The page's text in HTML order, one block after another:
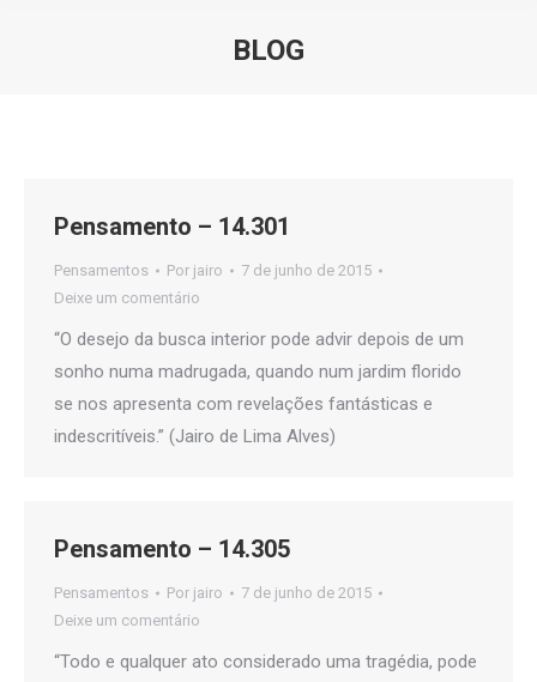
BLOG
Pensamento – 14.301
Pensamentos Por jairo
7 de junho de 2015
Deixe um comentário
“O desejo da busca interior pode advir depois de um
sonho numa madrugada, quando num jardim florido
se nos apresenta com revelações fantásticas e
indescritíveis.” (Jairo de Lima Alves)
Pensamento – 14.305
Pensamentos Por jairo
7 de junho de 2015
Deixe um comentário
“Todo e qualquer ato considerado uma tragédia, pode